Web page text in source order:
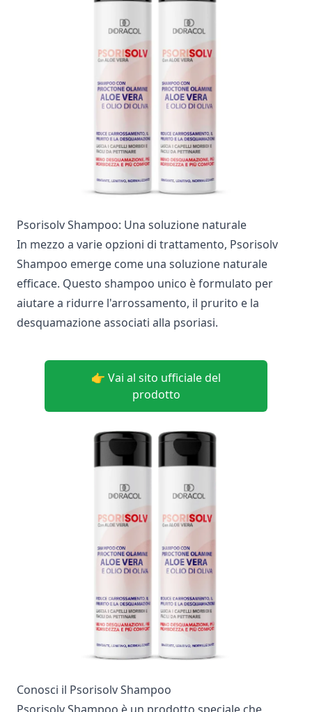
Psorisolv Shampoo: Una soluzione naturale
In mezzo a varie opzioni di trattamento, Psorisolv
Shampoo emerge come una soluzione naturale
efficace. Questo shampoo unico è formulato per
aiutare a ridurre l'arrossamento, il prurito e la
desquamazione associati alla psoriasi.
👉 Vai al sito ufficiale del
prodotto
Conosci il Psorisolv Shampoo